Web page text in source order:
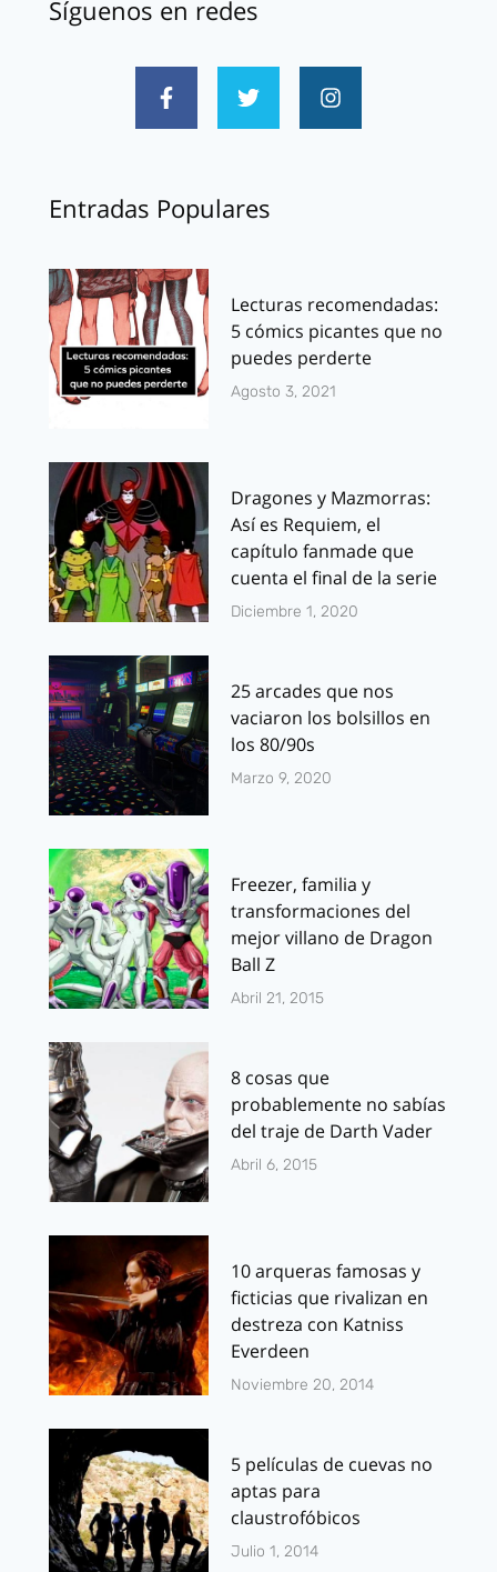
Síguenos en redes
Entradas Populares
Lecturas recomendadas:
5 cómics picantes que no
puedes perderte
Agosto 3, 2021
Dragones y Mazmorras:
Así es Requiem, el
capítulo fanmade que
cuenta el final de la serie
Diciembre 1, 2020
25 arcades que nos
vaciaron los bolsillos en
los 80/90s
Marzo 9, 2020
Freezer, familia y
transformaciones del
mejor villano de Dragon
Ball Z
Abril 21, 2015
8 cosas que
probablemente no sabías
del traje de Darth Vader
Abril 6, 2015
10 arqueras famosas y
ficticias que rivalizan en
destreza con Katniss
Everdeen
Noviembre 20, 2014
5 películas de cuevas no
aptas para
claustrofóbicos
Julio 1, 2014